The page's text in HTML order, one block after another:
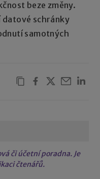
beze změny.
datové schránky
samotných
či účetní poradna. Je
čtenářů.